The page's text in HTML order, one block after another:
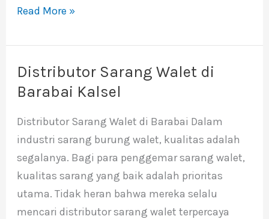
Read More »
Distributor Sarang Walet di
Barabai Kalsel
Distributor Sarang Walet di Barabai Dalam
industri sarang burung walet, kualitas adalah
segalanya. Bagi para penggemar sarang walet,
kualitas sarang yang baik adalah prioritas
utama. Tidak heran bahwa mereka selalu
mencari distributor sarang walet terpercaya
Distributor
Sarang
di
Barabai
Kalsel